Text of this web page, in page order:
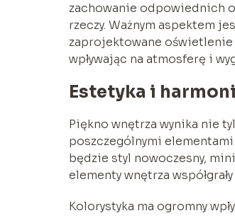
zachowanie odpowiednich
rzeczy. Ważnym aspektem
zaprojektowane oświetlenie
wpływając na atmosferę i
Estetyka i
Piękno wnętrza wynika nie
poszczególnymi
będzie styl nowoczesny,
elementy wnętrza
Kolorystyka ma ogromny